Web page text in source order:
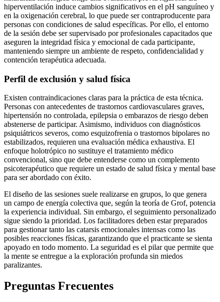
hiperventilación induce cambios significativos en el pH sanguíneo y
en la oxigenación cerebral, lo que puede ser contraproducente para
personas con condiciones de salud específicas. Por ello, el entorno
de la sesión debe ser supervisado por profesionales capacitados que
aseguren la integridad física y emocional de cada participante,
manteniendo siempre un ambiente de respeto, confidencialidad y
contención terapéutica adecuada.
Perfil de exclusión y salud física
Existen contraindicaciones claras para la práctica de esta técnica.
Personas con antecedentes de trastornos cardiovasculares graves,
hipertensión no controlada, epilepsia o embarazos de riesgo deben
abstenerse de participar. Asimismo, individuos con diagnósticos
psiquiátricos severos, como esquizofrenia o trastornos bipolares no
estabilizados, requieren una evaluación médica exhaustiva. El
enfoque holotrópico no sustituye el tratamiento médico
convencional, sino que debe entenderse como un complemento
psicoterapéutico que requiere un estado de salud física y mental base
para ser abordado con éxito.
El diseño de las sesiones suele realizarse en grupos, lo que genera
un campo de energía colectiva que, según la teoría de Grof, potencia
la experiencia individual. Sin embargo, el seguimiento personalizado
sigue siendo la prioridad. Los facilitadores deben estar preparados
para gestionar tanto las catarsis emocionales intensas como las
posibles reacciones físicas, garantizando que el practicante se sienta
apoyado en todo momento. La seguridad es el pilar que permite que
la mente se entregue a la exploración profunda sin miedos
paralizantes.
Preguntas Frecuentes